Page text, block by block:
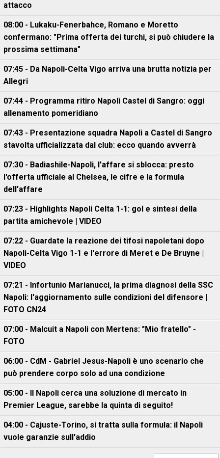
attacco
08:00 - Lukaku-Fenerbahce, Romano e Moretto
confermano: "Prima offerta dei turchi, si può chiudere la
prossima settimana"
07:45 - Da Napoli-Celta Vigo arriva una brutta notizia per
Allegri
07:44 - Programma ritiro Napoli Castel di Sangro: oggi
allenamento pomeridiano
07:43 - Presentazione squadra Napoli a Castel di Sangro
stavolta ufficializzata dal club: ecco quando avverrà
07:30 - Badiashile-Napoli, l'affare si sblocca: presto
l'offerta ufficiale al Chelsea, le cifre e la formula
dell'affare
07:23 - Highlights Napoli Celta 1-1: gol e sintesi della
partita amichevole | VIDEO
07:22 - Guardate la reazione dei tifosi napoletani dopo
Napoli-Celta Vigo 1-1 e l'errore di Meret e De Bruyne |
VIDEO
07:21 - Infortunio Marianucci, la prima diagnosi della SSC
Napoli: l'aggiornamento sulle condizioni del difensore |
FOTO CN24
07:00 - Malcuit a Napoli con Mertens: "Mio fratello" -
FOTO
06:00 - CdM - Gabriel Jesus-Napoli è uno scenario che
può prendere corpo solo ad una condizione
05:00 - Il Napoli cerca una soluzione di mercato in
Premier League, sarebbe la quinta di seguito!
04:00 - Cajuste-Torino, si tratta sulla formula: il Napoli
vuole garanzie sull'addio